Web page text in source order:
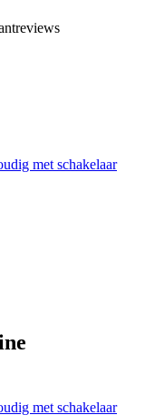
met schakelaar
met schakelaar